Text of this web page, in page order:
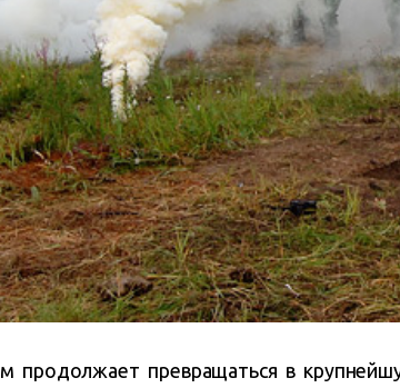
продолжает превращаться в